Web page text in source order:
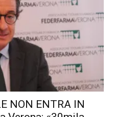
NON ENTRA IN